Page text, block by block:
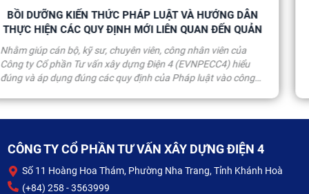
CÔNG TY CỔ PHẦN TƯ VẤN XÂY DỰNG ĐIỆN 4 RA
MÔ HÌNH “DOANH NGHIỆP KHÔNG MA TÚY”
Ngày 31/7/2026, tại Hội trường Trụ sở chính 11 Hoàng Hoa
Thám, Phường Nha Trang (Tỉnh Khánh Hòa), Công ty Cổ
Tư vấn xây dựng Điện 4 (EVNPECC4) phối hợp cùng Phòng
hình “Doanh nghiệp không ma túy”. Sự kiện góp phần chủ
động nâng cao nhận thức, trách nhiệm của cán bộ, công
phòng, chống ma túy, qua đó tiếp tục xây dựng môi trường
CÔNG TY CỔ PHẦN TƯ VẤN XÂY DỰNG ĐIỆN 4
Số 11 Hoàng Hoa Thám, Phường Nha Trang, Tỉnh Khánh Hoà
(+84) 258 - 3563999